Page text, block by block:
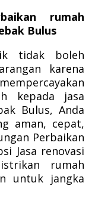
rumah
Bulus
tidak boleh
karena
kepada jasa
Bulus, Anda
aman, cepat,
Perbaikan
Jasa renovasi
rumah
untuk jangka